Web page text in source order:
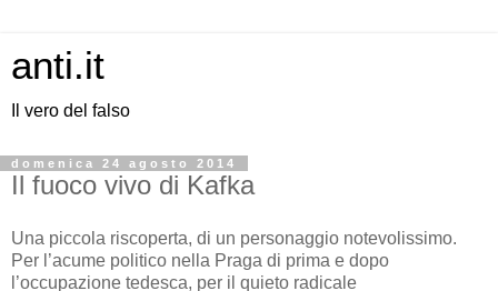
anti.it
Il vero del falso
domenica 24 agosto 2014
Il fuoco vivo di Kafka
Una piccola riscoperta, di un personaggio notevolissimo.
Per l’acume politico nella Praga di prima e dopo
l’occupazione tedesca, per il quieto radicale